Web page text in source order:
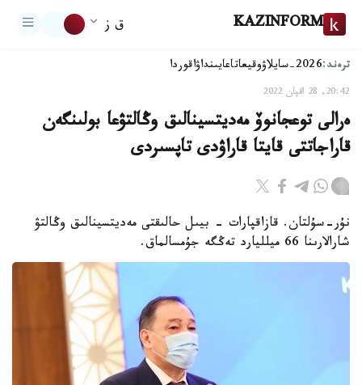
KAZINFORM ق ز
ترەند:2026-سايلاۋ وقيعاتاعايىنداۋاقوردا
20:42, 28 اقپان 2022
ەرالى توعجانوۆ مەديتسينالىق وڭالتۋعا بولىنگەن
قاراجاتتى قايتا قاراۋدى تاپسىردى
نۇر-سۇلتان. قازاقپارات - بيىل حالىقتى مەديتسينالىق وڭالتۋ
شارالارىنا 66 ميلليارد تەڭگە جۇمسالماق.